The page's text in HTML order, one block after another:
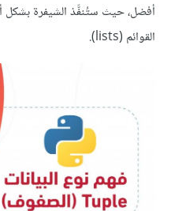
القوائم (lists).